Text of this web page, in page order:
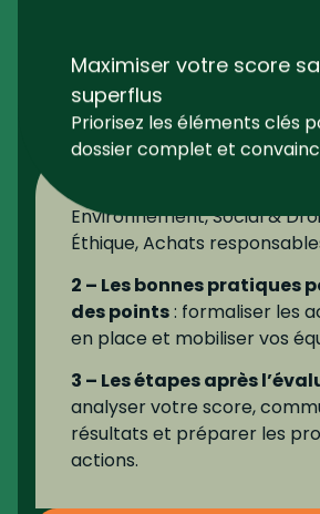
Les3 thèmes
abordés
check-list
Environnement, Social &
Éthique, Achats
2 – Les bonnes pratiques
des points: formaliser les
en place et mobiliser vos
3 – Les étapes après
analyser votre score,
résultats et préparer les
actions.